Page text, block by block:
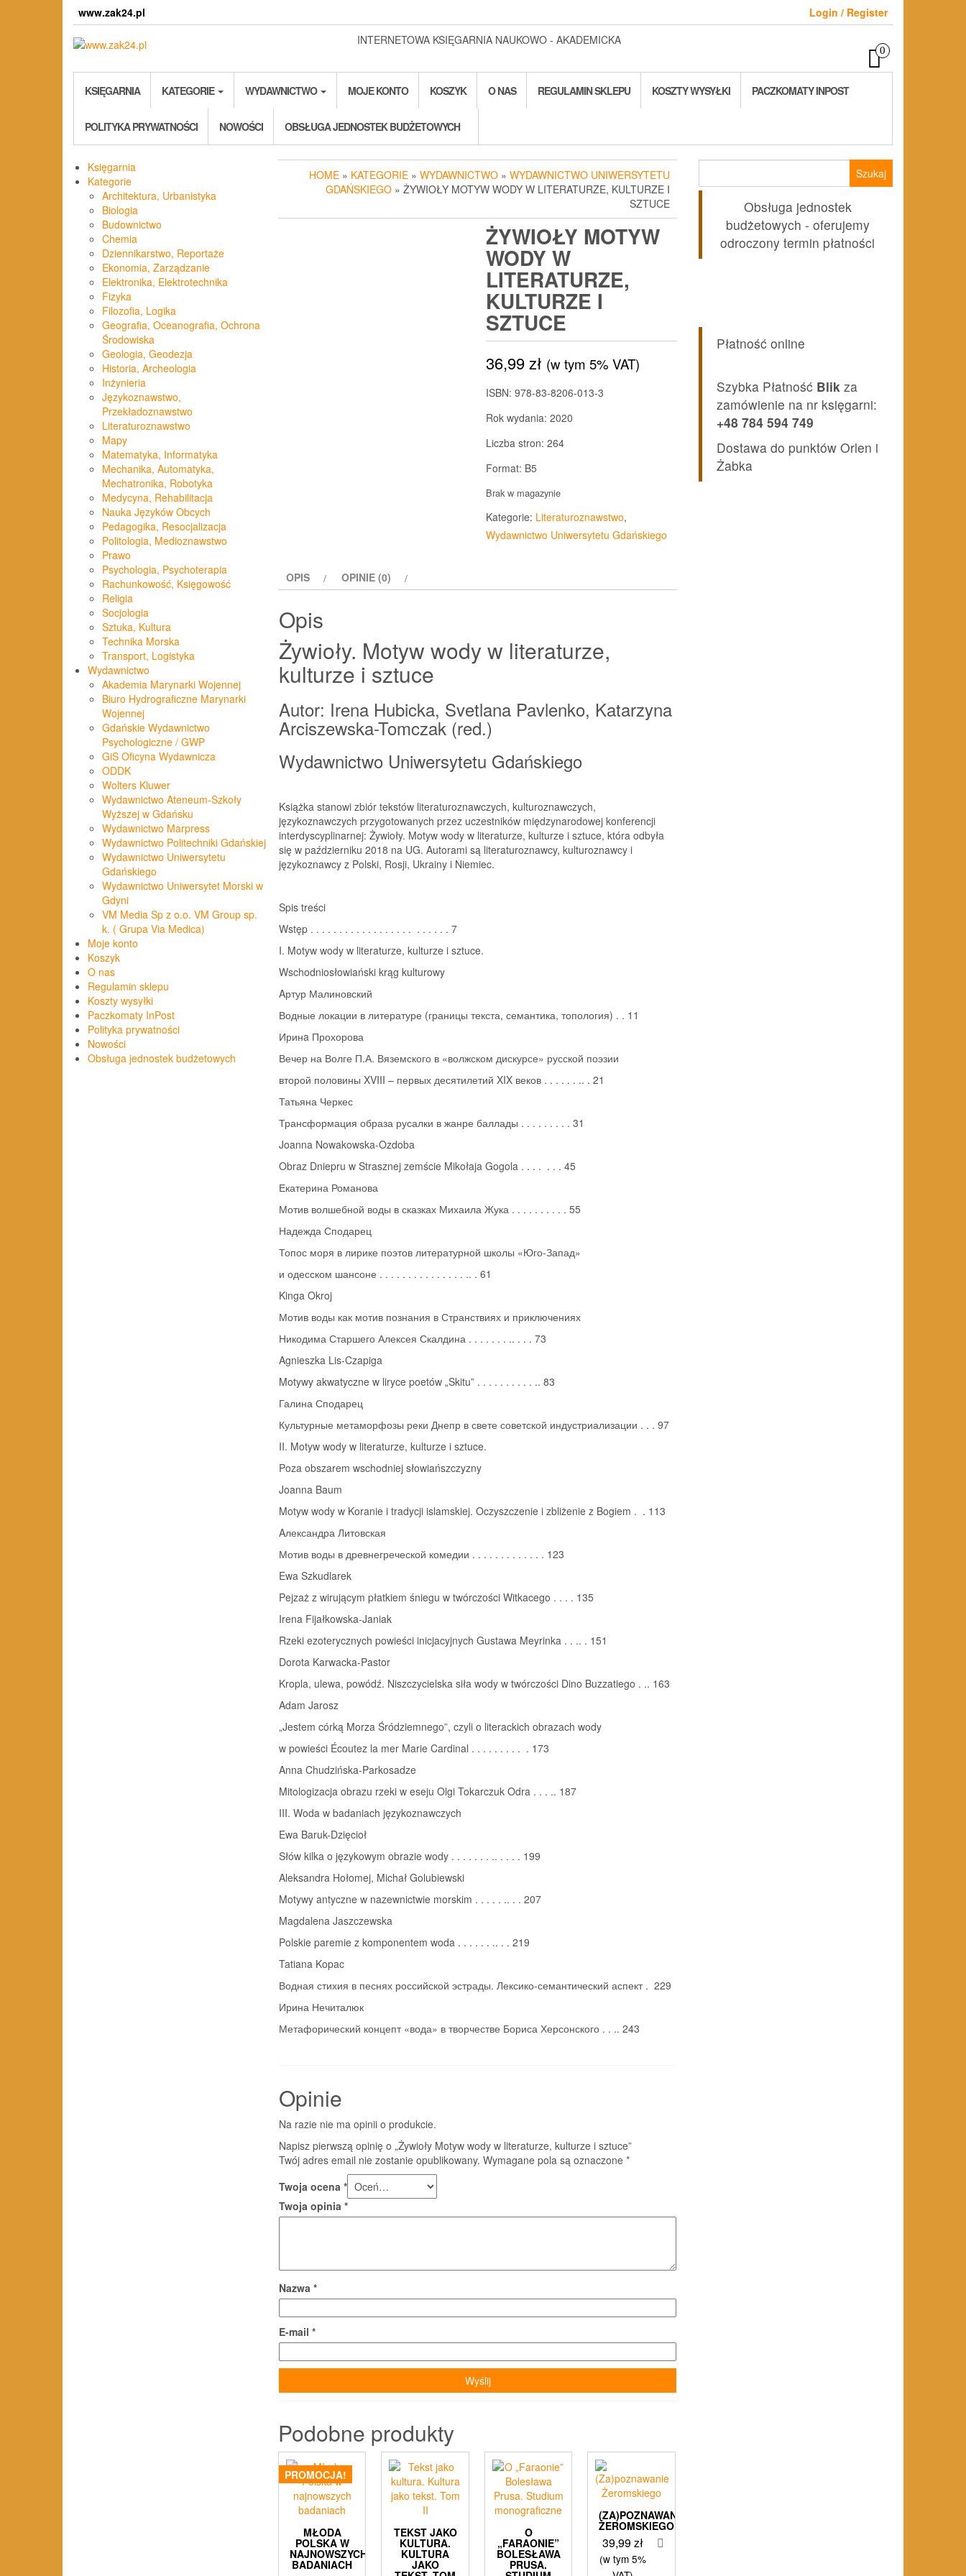
www.zak24.pl
Login / Register
INTERNETOWA KSIĘGARNIA NAUKOWO - AKADEMICKA
0
KSIĘGARNIA KATEGORIE WYDAWNICTWO MOJE KONTO KOSZYK O NAS REGULAMIN SKLEPU KOSZTY WYSYŁKI PACZKOMATY INPOST
POLITYKA PRYWATNOŚCI NOWOŚCI OBSŁUGA JEDNOSTEK BUDŻETOWYCH
Księgarnia
Kategorie
Architektura, Urbanistyka
Biologia
Budownictwo
Chemia
Dziennikarstwo, Reportaże
Ekonomia, Zarządzanie
Elektronika, Elektrotechnika
Fizyka
Filozofia, Logika
Geografia, Oceanografia, Ochrona
Środowiska
Geologia, Geodezja
Historia, Archeologia
Inżynieria
Językoznawstwo,
Przekładoznawstwo
Literaturoznawstwo
Mapy
Matematyka, Informatyka
Mechanika, Automatyka,
Mechatronika, Robotyka
Medycyna, Rehabilitacja
Nauka Języków Obcych
Pedagogika, Resocjalizacja
Politologia, Medioznawstwo
Prawo
Psychologia, Psychoterapia
Rachunkowość, Księgowość
Religia
Socjologia
Sztuka, Kultura
Technika Morska
Transport, Logistyka
Wydawnictwo
Akademia Marynarki Wojennej
Biuro Hydrograficzne Marynarki
Wojennej
Gdańskie Wydawnictwo
Psychologiczne / GWP
GiS Oficyna Wydawnicza
ODDK
Wolters Kluwer
Wydawnictwo Ateneum-Szkoły
Wyższej w Gdańsku
Wydawnictwo Marpress
Wydawnictwo Politechniki Gdańskiej
Wydawnictwo Uniwersytetu
Gdańskiego
Wydawnictwo Uniwersytet Morski w
Gdyni
VM Media Sp z o.o. VM Group sp.
k. ( Grupa Via Medica)
Moje konto
Koszyk
O nas
Regulamin sklepu
Koszty wysyłki
Paczkomaty InPost
Polityka prywatności
Nowości
Obsługa jednostek budżetowych
HOME » KATEGORIE » WYDAWNICTWO » WYDAWNICTWO UNIWERSYTETU
GDAŃSKIEGO » ŻYWIOŁY MOTYW WODY W LITERATURZE, KULTURZE I
SZTUCE
ŻYWIOŁY MOTYW
WODY W
LITERATURZE,
KULTURZE I
SZTUCE
36,99zł (w tym 5% VAT)
ISBN: 978-83-8206-013-3
Rok wydania: 2020
Liczba stron: 264
Format: B5
Brak w magazynie
Kategorie: Literaturoznawstwo,
Wydawnictwo Uniwersytetu Gdańskiego
OPIS OPINIE (0)
Opis
Żywioły. Motyw wody w literaturze,
kulturze i sztuce
Autor: Irena Hubicka, Svetlana Pavlenko, Katarzyna
Arciszewska-Tomczak (red.)
Wydawnictwo Uniwersytetu Gdańskiego
Książka stanowi zbiór tekstów literaturoznawczych, kulturoznawczych,
językoznawczych przygotowanych przez uczestników międzynarodowej konferencji
interdyscyplinarnej: Żywioły. Motyw wody w literaturze, kulturze i sztuce, która odbyła
się w październiku 2018 na UG. Autorami są literaturoznawcy, kulturoznawcy i
językoznawcy z Polski, Rosji, Ukrainy i Niemiec.
Spis treści
Wstęp . . . . . . . . . . . . . . . . . . . . . . . . 7
I. Motyw wody w literaturze, kulturze i sztuce.
Wschodniosłowiański krąg kulturowy
Aртур Малиновский
Водные локации в литературе (границы текста, семантика, топология) . . 11
Иринa Прохорова
Вечер на Волге П.А. Вяземского в «волжском дискурсе» русской поэзии
второй половины XVIII – первых десятилетий XIX веков . . . . . . .. . 21
Татьяна Черкес
Трансформация образа русалки в жанре баллады . . . . . . . . . 31
Joanna Nowakowska-Ozdoba
Obraz Dniepru w Strasznej zemście Mikołaja Gogola . . . . . . . 45
Екатерина Романова
Мотив волшебной воды в сказках Михаила Жука . . . . . . . . . . 55
Надежда Сподарец
Топос моря в лирике поэтов литературной школы «Юго-Запад»
и одесском шансоне . . . . . . . . . . . . . . . .. . 61
Kinga Okroj
Мотив воды как мотив познания в Странствиях и приключениях
Никодима Старшего Алексея Скалдина . . . . . . . .. . . . 73
Agnieszka Lis-Czapiga
Motywy akwatyczne w liryce poetów „Skitu” . . . . . . . . . . .. 83
Галина Сподарец
Культурные метаморфозы реки Днепр в свете советской индустриализации . . . 97
II. Motyw wody w literaturze, kulturze i sztuce.
Poza obszarem wschodniej słowiańszczyzny
Joanna Baum
Motyw wody w Koranie i tradycji islamskiej. Oczyszczenie i zbliżenie z Bogiem . . 113
Aлександра Литовская
Мотив воды в древнегреческой комедии . . . . . . . . . . . . . 123
Ewa Szkudlarek
Pejzaż z wirującym płatkiem śniegu w twórczości Witkacego . . . . 135
Irena Fijałkowska-Janiak
Rzeki ezoterycznych powieści inicjacyjnych Gustawa Meyrinka . . .. . 151
Dorota Karwacka-Pastor
Kropla, ulewa, powódź. Niszczycielska siła wody w twórczości Dino Buzzatiego . .. 163
Adam Jarosz
„Jestem córką Morza Śródziemnego”, czyli o literackich obrazach wody
w powieści Écoutez la mer Marie Cardinal . . . . . . . . . . 173
Anna Chudzińska-Parkosadze
Mitologizacja obrazu rzeki w eseju Olgi Tokarczuk Odra . . . .. 187
III. Woda w badaniach językoznawczych
Ewa Baruk-Dzięcioł
Słów kilka o językowym obrazie wody . . . . . . . .. . . . . 199
Aleksandra Hołomej, Michał Golubiewski
Motywy antyczne w nazewnictwie morskim . . . . . .. . . 207
Magdalena Jaszczewska
Polskie paremie z komponentem woda . . . . . . .. . . 219
Tatiana Kopac
Водная стихия в песнях российской эстрады. Лексико-семантический аспект . 229
Ирина Нечиталюк
Метафорический концепт «вода» в творчестве Бориса Херсонского . . .. 243
Opinie
Na razie nie ma opinii o produkcie.
Napisz pierwszą opinię o „Żywioły Motyw wody w literaturze, kulturze i sztuce”
Twój adres email nie zostanie opublikowany. Wymagane pola są oznaczone *
Twoja ocena *
Twoja opinia *
Nazwa *
E-mail *
Podobne produkty
PROMOCJA!
MŁODA
POLSKA W
NAJNOWSZYCH
BADANIACH
TEKST JAKO
KULTURA.
KULTURA
JAKO
O
„FARAONIE”
BOLESŁAWA
PRUSA.
(ZA)POZNAWANIE
ŻEROMSKIEGO
39,99zł
(w tym 5%
Obsługa jednostek
budżetowych - oferujemy
odroczony termin płatności
Płatność online
Szybka Płatność Blik za
zamówienie na nr księgarni:
+48 784 594 749
Dostawa do punktów Orlen i
Żabka